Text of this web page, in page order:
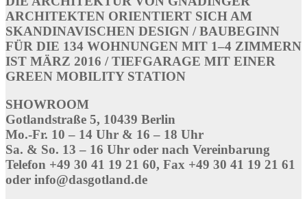
ARCHITEKTEN ORIENTIERT SICH AM
SKANDINAVISCHEN DESIGN / BAUBEGINN
FÜR DIE 134 WOHNUNGEN MIT 1–4 ZIMMERN
IST MÄRZ 2016 / TIEFGARAGE MIT EINER
GREEN MOBILITY STATION
SHOWROOM
Gotlandstraße 5, 10439 Berlin
Mo.-Fr. 10 – 14 Uhr & 16 – 18 Uhr
Sa. & So. 13 – 16 Uhr oder nach Vereinbarung
Telefon +49 30 41 19 21 60, Fax +49 30 41 19 21 61
oder info@dasgotland.de